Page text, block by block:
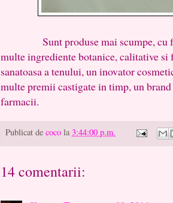
Sunt produse mai scumpe, cu
multe ingrediente botanice, calitative si
sanatoasa a tenului, un inovator
multe premii castigate in timp, un
farmacii.
Publicat de coco la3:44:00 p.m.
14 comentarii: